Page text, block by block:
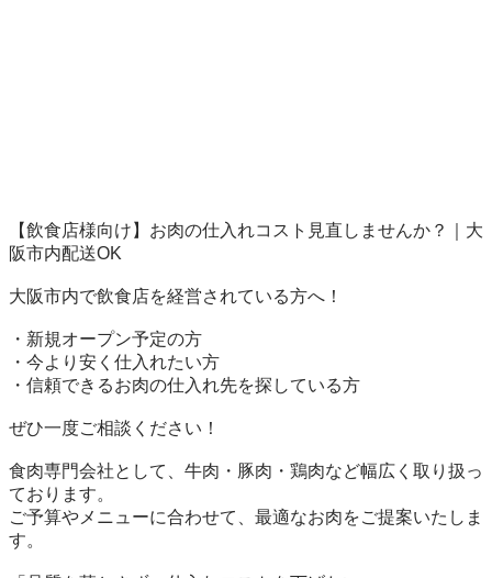
【飲食店様向け】お肉の仕入れコスト見直しませんか？｜大
阪市内配送OK
大阪市内で飲食店を経営されている方へ！
・新規オープン予定の方
・今より安く仕入れたい方
・信頼できるお肉の仕入れ先を探している方
ぜひ一度ご相談ください！
食肉専門会社として、牛肉・豚肉・鶏肉など幅広く取り扱っ
ております。
ご予算やメニューに合わせて、最適なお肉をご提案いたしま
す。